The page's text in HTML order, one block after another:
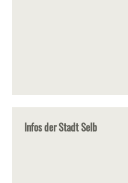
Infos der Stadt Selb